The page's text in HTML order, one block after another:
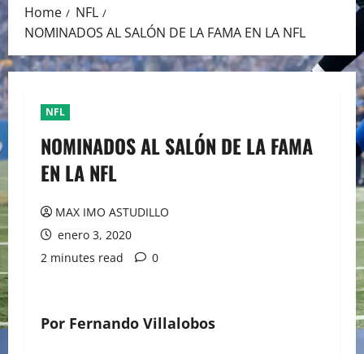
Home
NFL
NOMINADOS AL SALÓN DE LA FAMA EN LA NFL
NFL
NOMINADOS AL SALÓN DE LA FAMA
EN LA NFL
MAX IMO ASTUDILLO
enero 3, 2020
2 minutes read
0
Por Fernando Villalobos